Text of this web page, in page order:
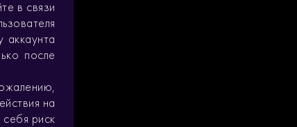
в связи
аккаунта
после
на
риск